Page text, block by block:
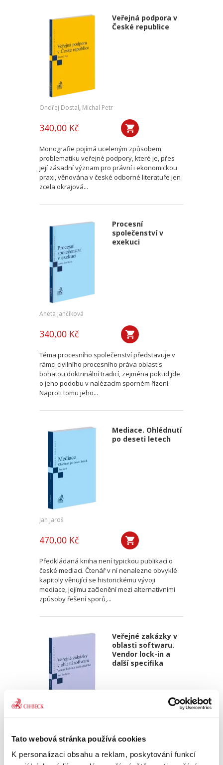
Tato webová stránka používá cookies
K personalizaci obsahu a reklam, poskytování funkcí
Veřejná podpora v
České republice
Ondřej Dostal, Michal Petr
340,00 Kč
Monografie pojímá uceleným způsobem
problematiku veřejné podpory, které je, přes
její zásadní význam pro právní i ekonomickou
praxi, věnována v české odborné literatuře jen
zcela okrajová...
Procesní
společenství v
exekuci
Aneta Jančíková
340,00 Kč
Téma procesního společenství představuje v
rámci civilního procesního práva oblast s
bohatou doktrinální tradicí, zejména pokud jde
o jeho podobu v nalézacím sporném řízení.
Naproti tomu jeho...
Mediace. Ohlédnutí
po deseti letech
Jan Jaroš
470,00 Kč
Předkládaná kniha není typickou publikací o
české mediaci. Čtenář v ní nenalezne obvyklé
kapitoly věnující se historickému vývoji
mediace, jejímu začlenění mezi alternativními
způsoby řešení sporů,...
Veřejné zakázky v
oblasti softwaru.
Vendor lock-in a
další specifika